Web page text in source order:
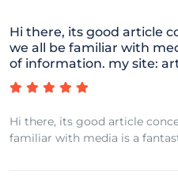
Hi there, its good article
we all be familiar with
of information. my site:
Hi there, its good article
familiar with media is a